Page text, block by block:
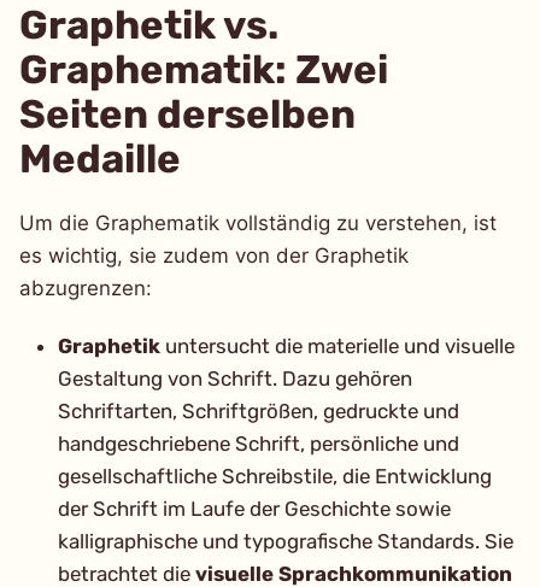
Graphetik vs.
Graphematik: Zwei
Seiten derselben
Medaille
Um die Graphematik vollständig zu verstehen, ist
es wichtig, sie zudem von der Graphetik
abzugrenzen:
Graphetik untersucht die materielle und visuelle
Gestaltung von Schrift. Dazu gehören
Schriftarten, Schriftgrößen, gedruckte und
handgeschriebene Schrift, persönliche und
gesellschaftliche Schreibstile, die Entwicklung
der Schrift im Laufe der Geschichte sowie
kalligraphische und typografische Standards. Sie
betrachtet die visuelle Sprachkommunikation